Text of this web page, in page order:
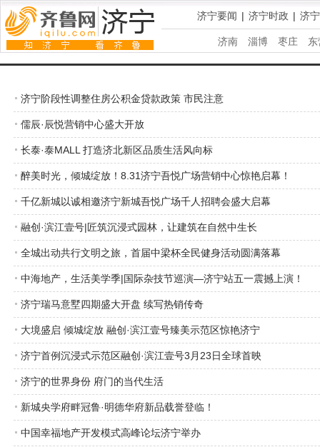
济宁要闻 | 济宁时政 | 济
济南 淄博 枣庄 东
济宁阶段性调整住房公积金贷款政策 市民注意
儒辰·辰悦营销中心盛大开放
长泰·泰MALL 打造济北新区品质生活风向标
醉美时光，倾城绽放！8.31济宁吾悦广场营销中心惊艳启幕！
千亿新城以诚相邀济宁新城吾悦广场千人招聘会盛大启幕
融创·滨江壹号|匠筑沉浸式园林，让建筑在自然中生长
全城出动共行文明之旅，首届中梁杯全民健身活动圆满落幕
中海地产，生活美学季|国际杂技节巡演—济宁站五一震撼上演！
济宁瑞马意墅四期盛大开盘 续写热销传奇
大境盛启 倾城绽放 融创·滨江壹号臻美示范区惊艳济宁
济宁首例沉浸式示范区融创·滨江壹号3月23日全球首映
济宁的世界身份 府门的当代生活
新城央学府畔冠鲁·明德华府新品载誉登临！
中国幸福地产开发模式高峰论坛济宁举办